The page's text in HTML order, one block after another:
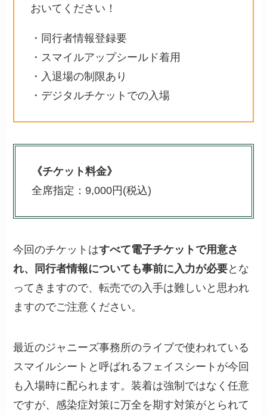
おいてください！
・同行者情報登録要
・スマイルアップシールド着用
・入退場の制限あり
・デジタルチケットでの入場
《チケット料金》
全席指定：9,000円(税込)
今回のチケットはすべて電子チケットで用意さ
れ、同行者情報についても事前に入力が必要とな
ってきますので、転売での入手は難しいと思われ
ますのでご注意ください。
最近のジャニーズ事務所のライブで使われている
スマイルシートと呼ばれるフェイスシートが今回
も入場時に配られます。装着は強制ではなく任意
ですが、感染症対策に万全を期す対策がとられて